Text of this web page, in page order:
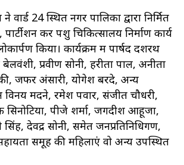
वार्ड 24 स्थित नगर पालिका द्वारा निर्मित
कर पशु चिकित्सालय निर्माण कार्य
किया। कार्यक्रम में पार्षद दशरथ
प्रवीण सोनी, हरीता पाल, अनीता
जफर अंसारी, योगेश बरदे, अन्य
विनय मदने, रमेश पवार, संजीत चौधरी,
सिनोटिया, पीजे शर्मा, जगदीश आहूजा,
सिंह, देवेंद्र सोनी, समेत जनप्रतिनिधिगण,
समूह की महिलाएं वो अन्य उपस्थित